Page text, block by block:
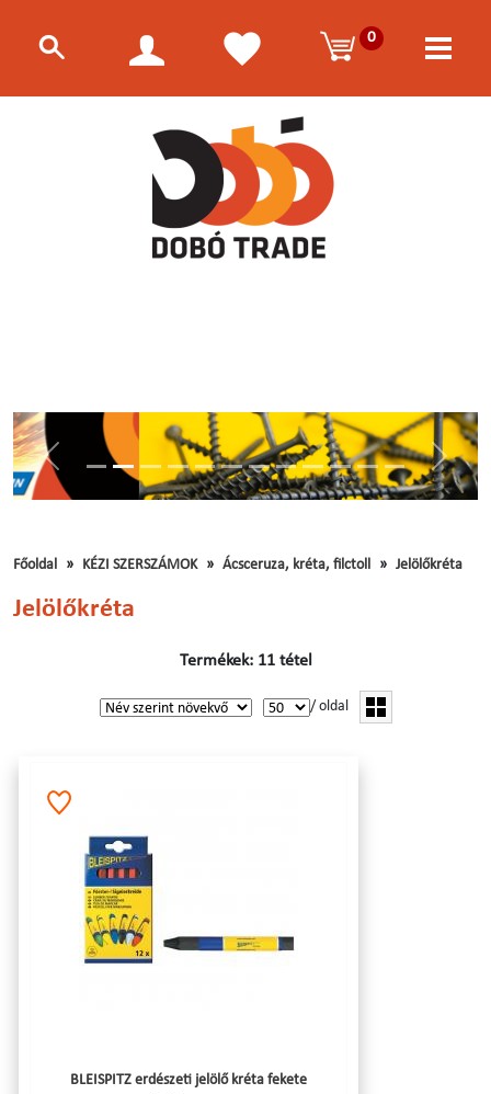
0
Előző
Főoldal KÉZI SZERSZÁMOK Ácsceruza, kréta, filctoll Jelölőkréta
Jelölőkréta
Termékek: 11 tétel
/ oldal
BLEISPITZ erdészeti jelölő kréta fekete